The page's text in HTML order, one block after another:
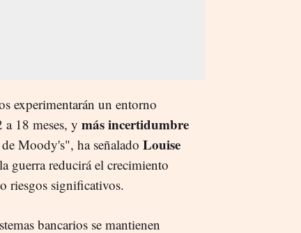
experimentarán un entorno
18 meses, y más incertidumbre
Moody's", ha señalado Louise
guerra reducirá el crecimiento
riesgos significativos.
bancarios se mantienen